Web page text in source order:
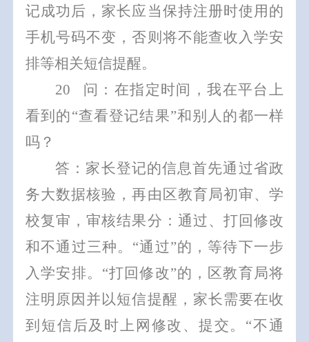
记成功后，家长应当保持注册时使用的
手机号码不变，否则将不能查收入学安
排等相关短信提醒。
20
问：在指定时间，我在平台上
看到的“查看登记结果”和别人的都一样
吗？
答：家长登记的信息首先通过省政
务大数据核验，再由区教育局初审、学
校复审，审核结果分：通过、打回修改
和不通过三种。 “通过”的，等待下一步
入学安排。“打回修改”的，区教育局将
注明原因并以短信提醒，家长需要在收
到短信后及时上网修改、提交。“不通